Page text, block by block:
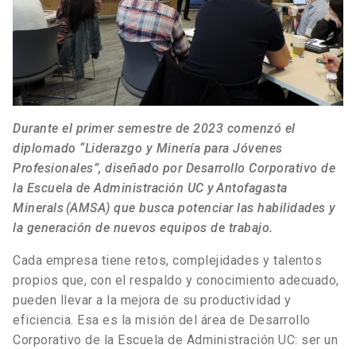
Durante el primer semestre de 2023 comenzó el
diplomado “Liderazgo y Minería para Jóvenes
Profesionales”, diseñado por Desarrollo Corporativo de
la Escuela de Administración UC y Antofagasta
Minerals (AMSA) que busca potenciar las habilidades y
la generación de nuevos equipos de trabajo.
Cada empresa tiene retos, complejidades y talentos
propios que, con el respaldo y conocimiento adecuado,
pueden llevar a la mejora de su productividad y
eficiencia. Esa es la misión del área de Desarrollo
Corporativo de la Escuela de Administración UC: ser un